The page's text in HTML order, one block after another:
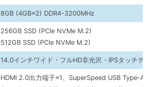
8GB (4GB×2) DDR4-3200MHz
256GB SSD (PCIe NVMe M.2)
512GB SSD (PCIe NVMe M.2)
14.0インチワイド・フルHD非光沢・IPSタッチデ
HDMI 2.0出力端子×1、SuperSpeed USB Type-A